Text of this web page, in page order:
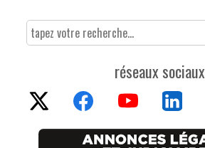
réseaux sociaux